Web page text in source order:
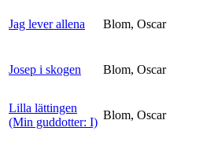
Jag lever allena Blom, Oscar
Josep i skogen Blom, Oscar
Lilla lättingen
(Min guddotter: I)
Blom, Oscar